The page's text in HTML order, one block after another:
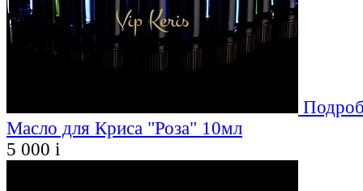
Масло для Криса "Роза" 10мл
5 000 i